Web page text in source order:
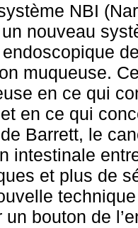
NBI
nouveau
muqueuse.
en ce qui
en ce qui
Barrett, le
intestinale
et plus de
bouton de